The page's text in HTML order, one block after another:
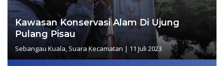
Kawasan Konservasi Alam Di Ujung
Pulang Pisau
Sebangau Kuala,Suara Kecamatan | 11 Juli 2023